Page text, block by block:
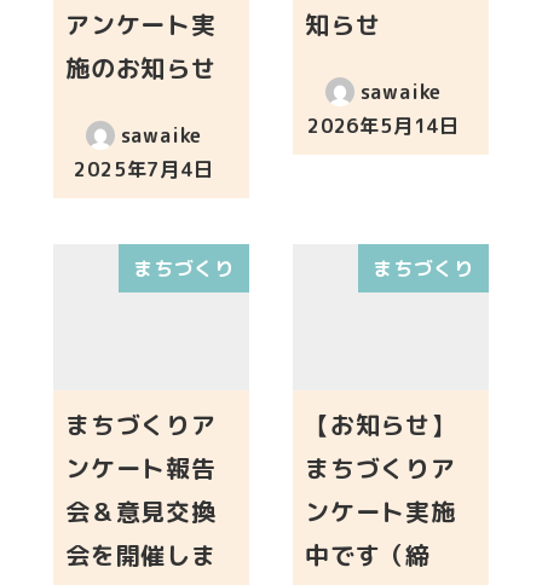
アンケート実
施のお知らせ
sawaike
投稿日
2025年7月4日
知らせ
sawaike
投稿日
2026年5月14日
まちづくり
まちづくりア
ンケート報告
会＆意見交換
会を開催しま
まちづくり
【お知らせ】
まちづくりア
ンケート実施
中です（締